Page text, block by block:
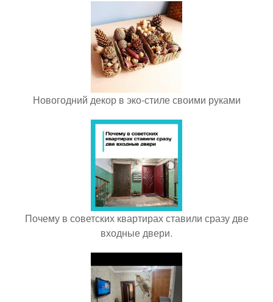
Новогодний декор в эко-стиле своими руками
Почему в советских квартирах ставили сразу две
входные двери.